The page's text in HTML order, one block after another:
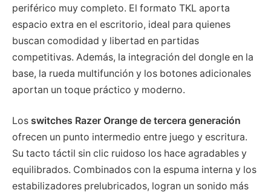
periférico muy completo. El formato TKL aporta
espacio extra en el escritorio, ideal para quienes
buscan comodidad y libertad en partidas
competitivas. Además, la integración del dongle en la
base, la rueda multifunción y los botones adicionales
aportan un toque práctico y moderno.
Los switches Razer Orange de tercera generación
ofrecen un punto intermedio entre juego y escritura.
Su tacto táctil sin clic ruidoso los hace agradables y
equilibrados. Combinados con la espuma interna y los
estabilizadores prelubricados, logran un sonido más